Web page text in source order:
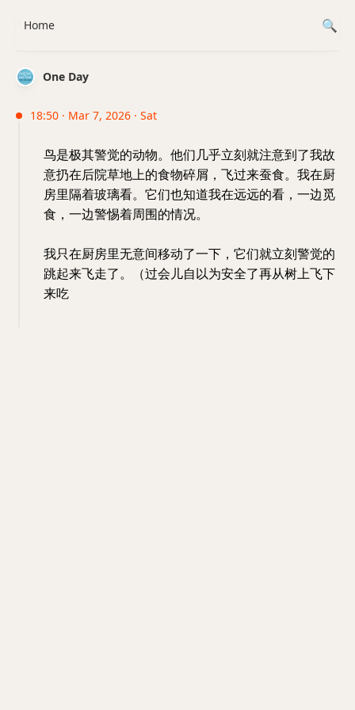
One Day
18:50 · Mar 7, 2026 · Sat
鸟是极其警觉的动物。他们几乎立刻就注意到了我故
意扔在后院草地上的食物碎屑，飞过来蚕食。我在厨
房里隔着玻璃看。它们也知道我在远远的看，一边觅
食，一边警惕着周围的情况。
我只在厨房里无意间移动了一下，它们就立刻警觉的
跳起来飞走了。（过会儿自以为安全了再从树上飞下
来吃
Home